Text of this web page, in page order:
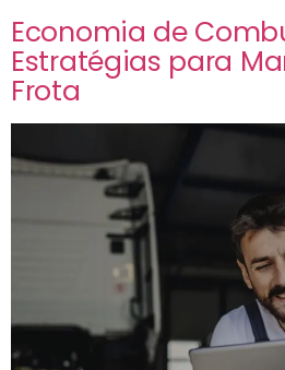
Economia de
Estratégias para
Frota